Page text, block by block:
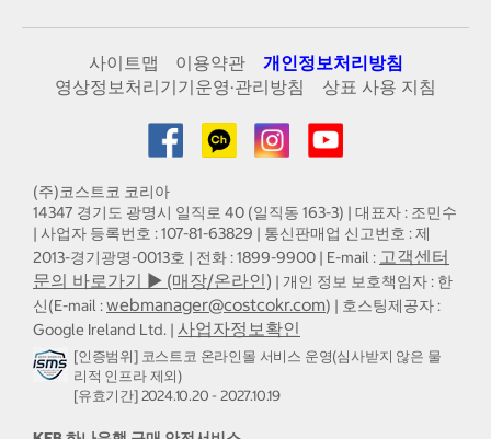
사이트맵 이용약관
개인정보처리방침
영상정보처리기기운영·관리방침
상표 사용 지침
(주)코스트코 코리아
14347 경기도 광명시 일직로 40 (일직동 163-3) | 대표자 : 조민수
| 사업자 등록번호 : 107-81-63829 | 통신판매업 신고번호 : 제
2013-경기광명-0013호 | 전화 : 1899-9900 | E-mail : 고객센터
문의 바로가기 ▶ (매장/온라인) | 개인 정보 보호책임자 : 한
신(E-mail :webmanager@costcokr.com) | 호스팅제공자 :
Google Ireland Ltd. | 사업자정보확인
[인증범위] 코스트코 온라인몰 서비스 운영(심사받지 않은 물
리적 인프라 제외)
[유효기간] 2024.10.20 - 2027.10.19